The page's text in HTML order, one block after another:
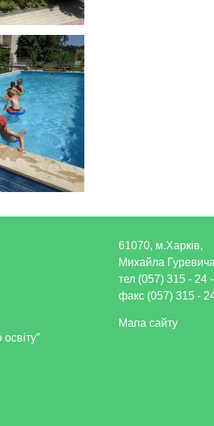
61070, м.Харків,
Михайла
тел (057) 315 - 24
факс (057) 315 -
Мапа сайту